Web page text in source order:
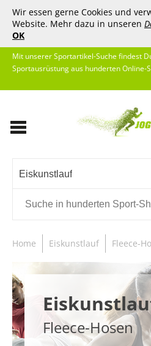
Wir essen gerne Cookies und
Website. Mehr dazu in unseren
OK
Mit unserer Sportartikel-Suche findest
Sportausrüstung aus hunderten Online-
Eiskunstlauf
Home Eiskunstlauf Fleece-
Fleece-Hosen